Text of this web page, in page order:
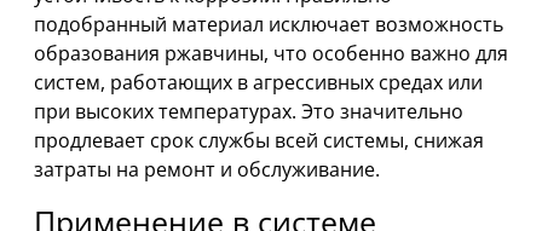
подобранный материал исключает возможность
образования ржавчины, что особенно важно для
систем, работающих в агрессивных средах или
при высоких температурах. Это значительно
продлевает срок службы всей системы, снижая
затраты на ремонт и обслуживание.
Применение в системе